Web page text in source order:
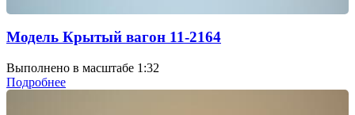
Модель Крытый вагон 11-2164
Выполнено в масштабе 1:32
Подробнее